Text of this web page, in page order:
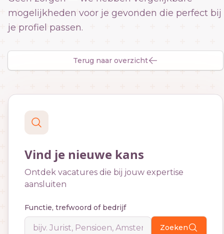
mogelijkheden voor je gevonden die perfect bij
je profiel passen.
Terug naar overzicht
Vind je nieuwe kans
Ontdek vacatures die bij jouw expertise
aansluiten
Functie, trefwoord of bedrijf
Zoeken